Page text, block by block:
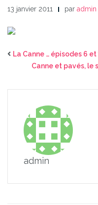
13 janvier 2011 par admin
La Canne … épisodes 6 et
Canne et pavés, le
admin